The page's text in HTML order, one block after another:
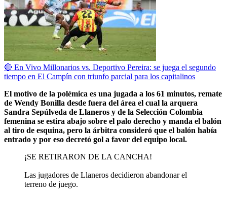
🔴 En Vivo Millonarios vs. Deportivo Pereira: se juega el segundo
tiempo en El Campín con triunfo parcial para los capitalinos
El motivo de la polémica es una jugada a los 61 minutos, remate
de Wendy Bonilla desde fuera del área el cual la arquera
Sandra Sepúlveda de Llaneros y de la Selección Colombia
femenina se estira abajo sobre el palo derecho y manda el balón
al tiro de esquina, pero la árbitra consideró que el balón había
entrado y por eso decretó gol a favor del equipo local.
¡SE RETIRARON DE LA CANCHA!
Las jugadores de Llaneros decidieron abandonar el
terreno de juego.